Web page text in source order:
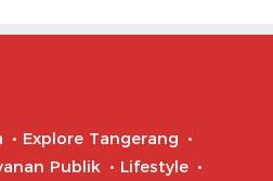
Explore Tangerang
Publik
Lifestyle